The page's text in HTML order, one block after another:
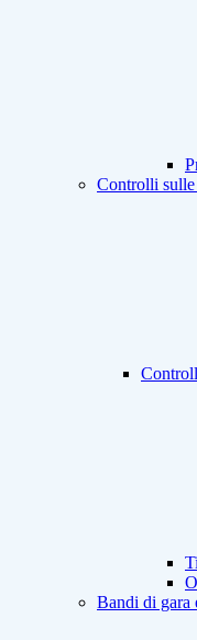
Controlli sulle
Bandi di gara